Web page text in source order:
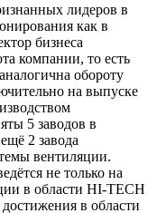
лидеров в
как в
бизнеса
компании, то есть
обороту
на выпуске
5 заводов в
2 завода
вентиляции.
не только на
в области HI-TECH
достижения в области